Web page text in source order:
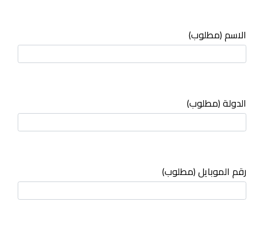
الاسم (مطلوب)
الدولة (مطلوب)
رقم الموبايل (مطلوب)